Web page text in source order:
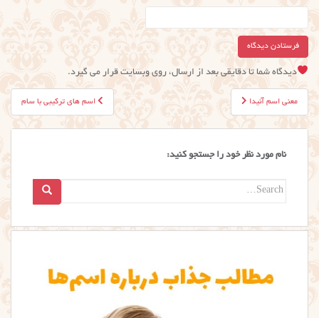
دیدگاه شما تا دقایقی بعد از ارسال، روی وبسایت قرار می گیرد.
راهبری
نوشته
اسم های ترکیبی با سام معنی اسم آنیدا
نام مورد نظر خود را جستجو کنید:
Search